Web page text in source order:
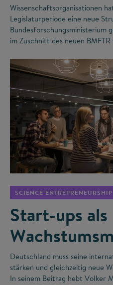
Wissenschaftsorganisationen
Legislaturperiode eine neue
Bundesforschungsministerium
im Zuschnitt des neuen
SCIENCE ENTREPRENEURSHIP
Start-ups als
Deutschland muss seine
stärken und gleichzeitig neue
In seinem Beitrag hebt Volker